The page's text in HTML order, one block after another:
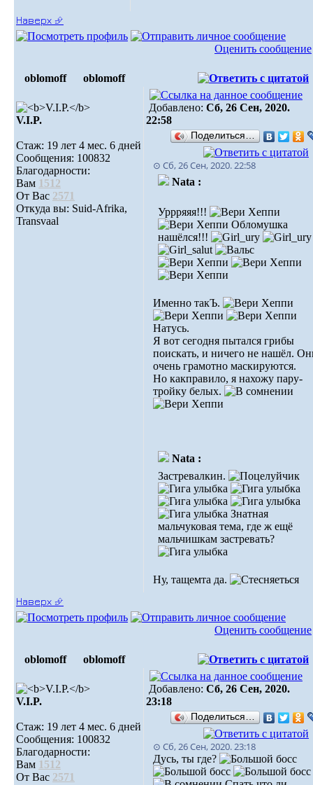
Наверх ⮵
Оценить сообщение
oblomoff oblomoff
V.I.P.
Стаж: 19 лет 4 мес. 6 дней
Сообщения: 100832
Благодарности:
Вам 1512
От Вас 2571
Откуда вы: Suid-Afrika,
Transvaal
Добавлено: Сб, 26 Сен, 2020.
22:58
Поделиться…
⊙ Сб, 26 Сен, 2020. 22:58
Nata :
Уррряяя!!!
Обломушка
нашёлся!!!
Именно такЪ.
Натусь.
Я вот сегодня пытался грибы
поискать, и ничего не нашёл.
очень грамотно маскируются.
Но какправило, я нахожу пару-
тройку белых.
Nata :
Застревалкин.
Знатная
мальчуковая тема, где ж ещё
мальчишкам застревать?
Ну, тащемта да.
Наверх ⮵
Оценить сообщение
oblomoff oblomoff
V.I.P.
Стаж: 19 лет 4 мес. 6 дней
Сообщения: 100832
Благодарности:
Вам 1512
От Вас 2571
Добавлено: Сб, 26 Сен, 2020.
23:18
Поделиться…
⊙ Сб, 26 Сен, 2020. 23:18
Дусь, ты где?